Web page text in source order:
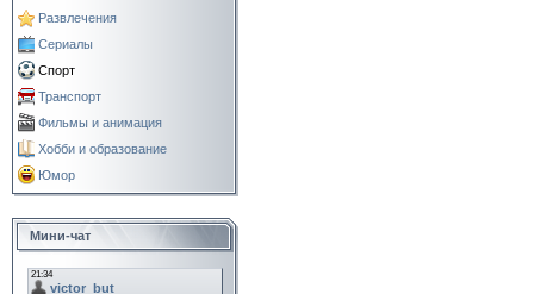
Развлечения
Сериалы
Спорт
Транспорт
Фильмы и анимация
Хобби и образование
Юмор
Мини-чат